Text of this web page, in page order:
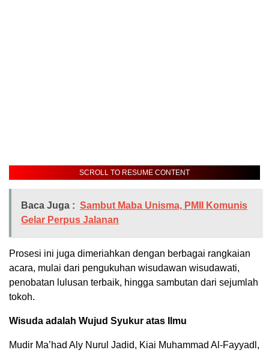
SCROLL TO RESUME CONTENT
Baca Juga : Sambut Maba Unisma, PMII Komunis
Gelar Perpus Jalanan
Prosesi ini juga dimeriahkan dengan berbagai rangkaian
acara, mulai dari pengukuhan wisudawan wisudawati,
penobatan lulusan terbaik, hingga sambutan dari sejumlah
tokoh.
Wisuda adalah Wujud Syukur atas Ilmu
Mudir Ma’had Aly Nurul Jadid, Kiai Muhammad Al-Fayyadl,